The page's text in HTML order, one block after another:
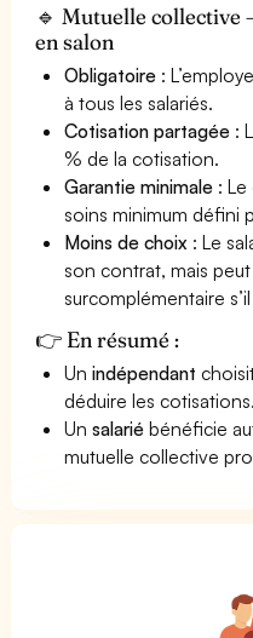
🔹 Mutuelle
en salon
Obligatoire :
à tous les salariés.
Cotisation partagée :
% de la cotisation.
Garantie minimale :
soins minimum défini
Moins de choix : Le
son contrat, mais
surcomplémentaire
👉 En résumé :
Unindépendant
déduire les cotisations.
Unsalarié bénéficie
mutuelle collective